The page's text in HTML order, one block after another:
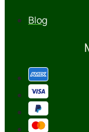
Blog